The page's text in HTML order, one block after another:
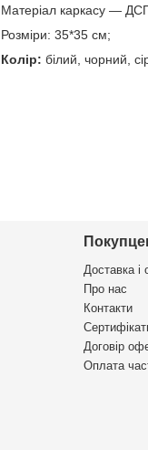
Матеріал каркасу —
Розміри: 35*35 см;
Колір: білий, чорний,
Доставка і
Про нас
Контакти
Договір
Оплата